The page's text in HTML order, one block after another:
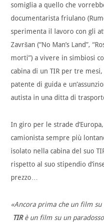
somiglia a quello che
documentarista friulano
sperimenta il lavoro con gli
Završan (“No Man’s Land”,
morti”) a vivere in simbiosi
cabina di un TIR per tre
patente di guida e
autista in una ditta di
In giro per le strade
camionista sempre più
isolato nella cabina del suo
rispetto al suo stipendio
prezzo…
«Ancora prima che un film su
TIRè un film su un